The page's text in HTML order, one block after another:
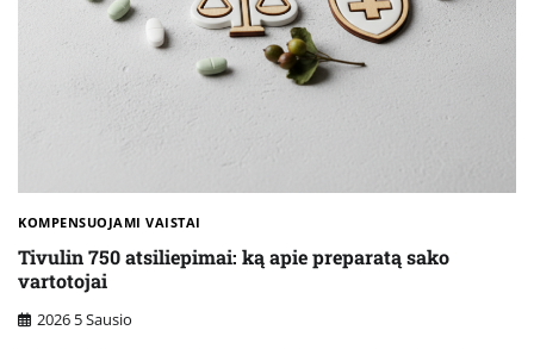
KOMPENSUOJAMI VAISTAI
Tivulin 750 atsiliepimai: ką apie preparatą sako
vartotojai
2026 5 Sausio